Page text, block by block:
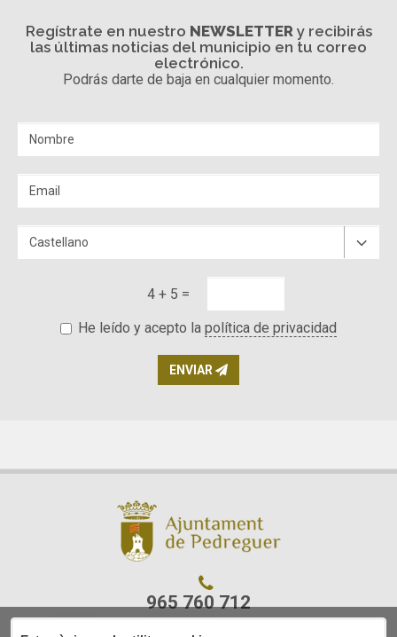
Regístrate en nuestro NEWSLETTER y recibirás
las últimas noticias del municipio en tu correo
electrónico.
Podrás darte de baja en cualquier momento.
4 + 5 =
He leído y acepto la política de privacidad
ENVIAR
965 760 712